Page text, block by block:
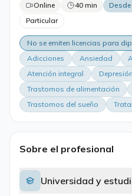
Online 40 min
Particular
No se emiten licencias para
Adicciones
Ansiedad
Atención integral
Depresión
Trastornos de alimentación
Trastornos del sueño
Sobre el profesional
Universidad y